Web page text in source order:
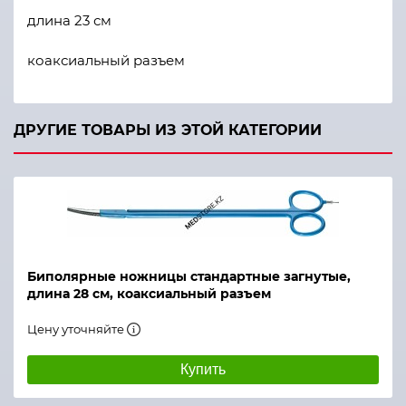
длина 23 см
коаксиальный разъем
ДРУГИЕ ТОВАРЫ ИЗ ЭТОЙ КАТЕГОРИИ
Биполярные ножницы стандартные загнутые,
длина 28 см, коаксиальный разъем
Цену уточняйте
Купить